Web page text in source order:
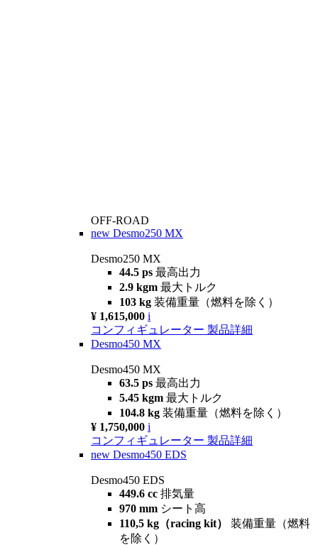
OFF-ROAD
new Desmo250 MX
Desmo250 MX
44.5 ps 最高出力
2.9 kgm 最大トルク
103 kg 装備重量（燃料を除く）
¥ 1,615,000 i
コンフィギュレーター 製品詳細
Desmo450 MX
Desmo450 MX
63.5 ps 最高出力
5.45 kgm 最大トルク
104.8 kg 装備重量（燃料を除く）
¥ 1,750,000 i
コンフィギュレーター 製品詳細
new Desmo450 EDS
Desmo450 EDS
449.6 cc 排気量
970 mm シート高
110,5 kg（racing kit） 装備重量（燃料
を除く）